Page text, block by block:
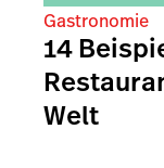
Gastronomie
14
Welt